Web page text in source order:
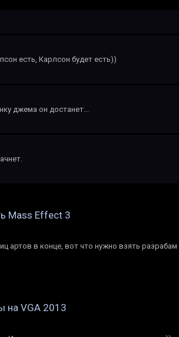
есть, Карлсон будет есть))
джема он достанет...
Mass Effect 3
артов в конце, вот что нужно взять
на VGA 2013